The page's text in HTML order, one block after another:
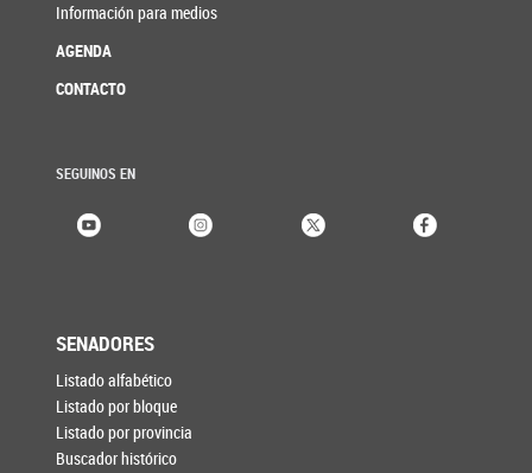
Información para medios
AGENDA
CONTACTO
SEGUINOS EN
SENADORES
Listado alfabético
Listado por bloque
Listado por provincia
Buscador histórico